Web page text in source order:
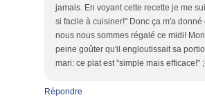
jamais. En voyant cette recette je me
si facile à cuisiner!" Donc ça m'a
nous nous sommes régalé ce midi!
peine goûter qu'il engloutissait sa
mari: ce plat est "simple mais efficace!"
Répondre